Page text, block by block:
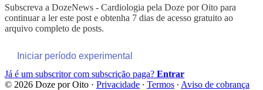
Subscreva a DozeNews - Cardiologia pela Doze por Oito para
continuar a ler este post e obtenha 7 dias de acesso gratuito ao
arquivo completo de posts.
Iniciar período experimental
Já é um subscritor com subscrição paga? Entrar
© 2026 Doze por Oito · Privacidade ∙ Termos ∙ Aviso de cobrança